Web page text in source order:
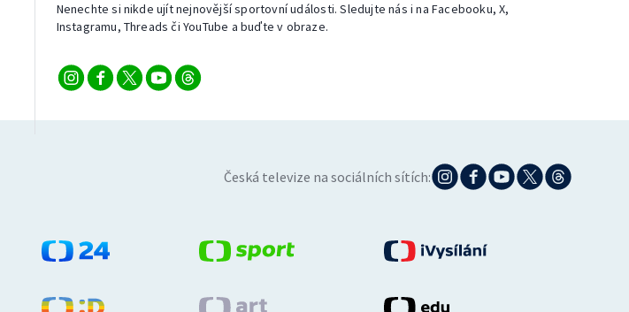
Nenechte si nikde ujít nejnovější sportovní události. Sledujte nás i na Facebooku, X,
Instagramu, Threads či YouTube a buďte v obraze.
Česká televize na sociálních sítích: